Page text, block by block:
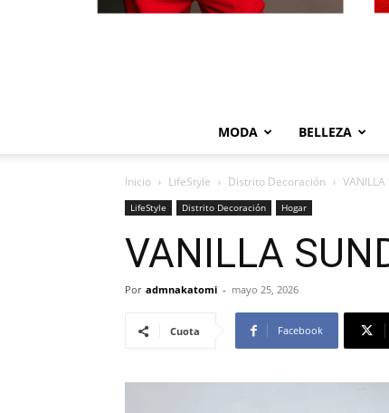
MODA BELLEZA
Inicio LifeStyle Distrito Decoración
LifeStyle Distrito Decoración Hogar
VANILLA
Por admnakatomi - mayo 25, 2026
Cuota Facebook